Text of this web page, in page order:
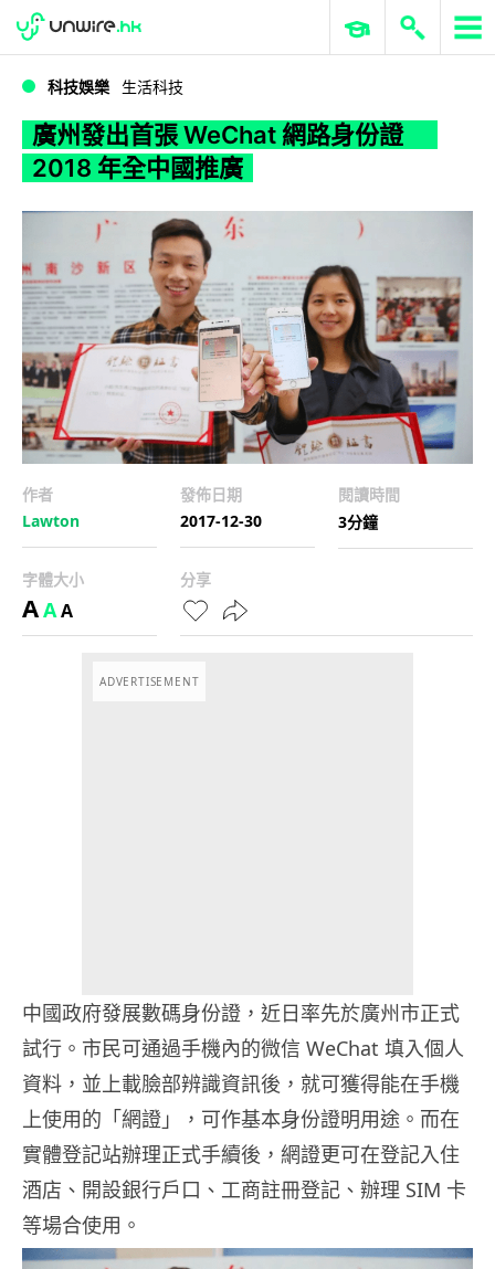
WWDC 2026 ERP 與商業 AI
科技娛樂 生活科技
廣州發出首張 WeChat 網路身份證
2018 年全中國推廣
作者
Lawton
發佈日期
2017-12-30
閱讀時間
3分鐘
字體大小
AAA
分享
ADVERTISEMENT
中國政府發展數碼身份證，近日率先於廣州市正式
試行。市民可通過手機內的微信 WeChat 填入個人
資料，並上載臉部辨識資訊後，就可獲得能在手機
上使用的「網證」，可作基本身份證明用途。而在
實體登記站辦理正式手續後，網證更可在登記入住
酒店、開設銀行戶口、工商註冊登記、辦理 SIM 卡
等場合使用。